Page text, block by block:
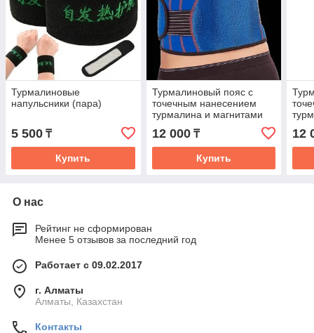
Турмалиновые
напульсники (пара)
5 500 ₸
Купить
Турмалиновый пояс с
точечным нанесением
турмалина и магнитами
12 000₸
Купить
12
О нас
Рейтинг не сформирован
Менее 5 отзывов за последний год
Работает с 09.02.2017
г. Алматы
Алматы, Казахстан
Контакты